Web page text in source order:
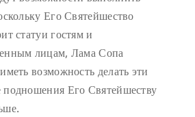
Его Святейшество
статуи гостям и
лицам, Лама Сопа
возможность делать эти
подношения Его Святейшеству